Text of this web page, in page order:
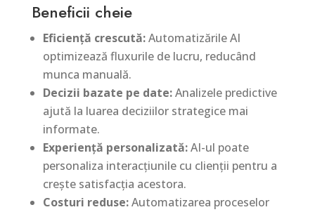
Beneficii cheie
Eficiență crescută:Automatizările AI
optimizează fluxurile de lucru, reducând
munca manuală.
Decizii bazate pe date:Analizele predictive
ajută la luarea deciziilor strategice mai
informate.
Experiență personalizată:AI-ul poate
personaliza interacțiunile cu clienții pentru a
crește satisfacția acestora.
Costuri reduse:Automatizarea proceselor